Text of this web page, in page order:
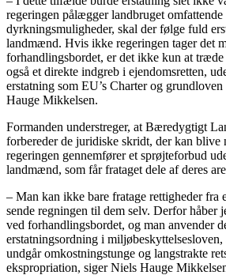
regeringen pålægger landbruget
dyrkningsmuligheder, skal der følge fuld
landmænd. Hvis ikke regeringen tager det
forhandlingsbordet, er det ikke kun at træde
også et direkte indgreb i ejendomsretten,
erstatning som EU’s Charter og
Hauge Mikkelsen.
Formanden understreger, at Bæredygtigt
forbereder de juridiske skridt, der kan blive
regeringen gennemfører et sprøjteforbud
landmænd, som får frataget dele af deres
– Man kan ikke bare fratage rettigheder fra
sende regningen til dem selv. Derfor håber
ved forhandlingsbordet, og man anvender
erstatningsordning i miljøbeskyttelsesloven,
undgår omkostningstunge og langstrakte
ekspropriation, siger Niels Hauge